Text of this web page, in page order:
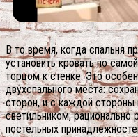
В то время, когда спальня
установить кровать по
торцом к стенке. Это
двухспального места:
сторон, и с каждой
светильником,
постельных